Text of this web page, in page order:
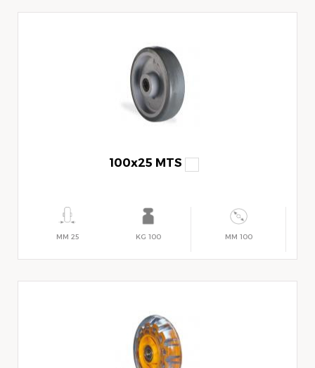
100x25 MTS
100 MM
100 KG
25 MM